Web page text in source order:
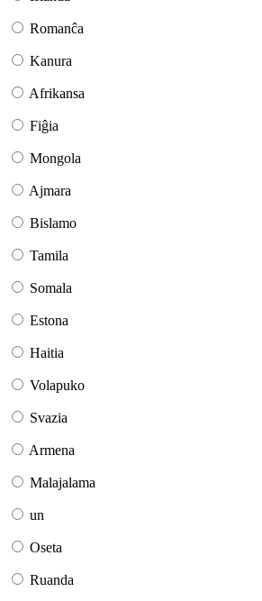
Romanĉa
Kanura
Afrikansa
Fiĝia
Mongola
Ajmara
Bislamo
Tamila
Somala
Estona
Haitia
Volapuko
Svazia
Armena
Malajalama
un
Oseta
Ruanda